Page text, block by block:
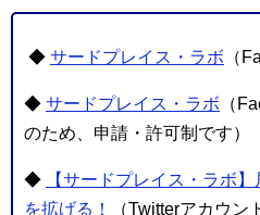
◆ サードプレイス・ラボ （
◆ サードプレイス・ラボ （
のため、申請・許可制です）
◆
【サードプレイス・ラボ
を拡げる！
（Twitterアカウン